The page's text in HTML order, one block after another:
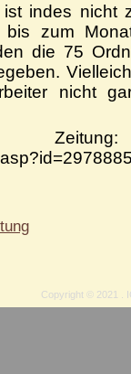
indes nicht
zum
die 75
nicht
Copyright © 2021 .